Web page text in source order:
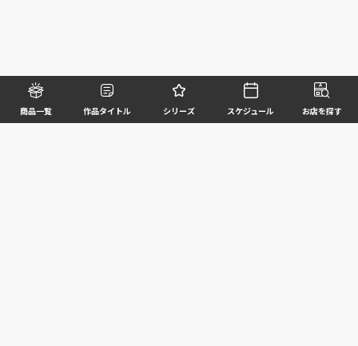
商品一覧 作品タイトル シリーズ スケジュール お店を探す